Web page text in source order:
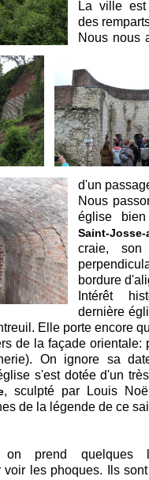
La ville
des
Nous nous
d'un
Nous
église
Saint-Josse-
craie, son
bordure
Intérêt
dernière
Elle porte encore
de la façade orientale:
On ignore sa
s'est dotée d'un
, sculpté par Louis
de la légende de ce
on prend
voir les phoques. Ils